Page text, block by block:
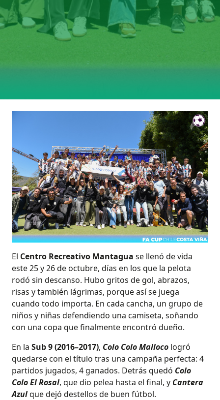
El Centro Recreativo Mantagua se llenó de vida
este 25 y 26 de octubre, días en los que la pelota
rodó sin descanso. Hubo gritos de gol, abrazos,
risas y también lágrimas, porque así se juega
cuando todo importa. En cada cancha, un grupo de
niños y niñas defendiendo una camiseta, soñando
con una copa que finalmente encontró dueño.
En la Sub 9 (2016–2017), Colo Colo Malloco logró
quedarse con el título tras una campaña perfecta: 4
partidos jugados, 4 ganados. Detrás quedó Colo
Colo El Rosal, que dio pelea hasta el final, y Cantera
Azulque dejó destellos de buen fútbol.